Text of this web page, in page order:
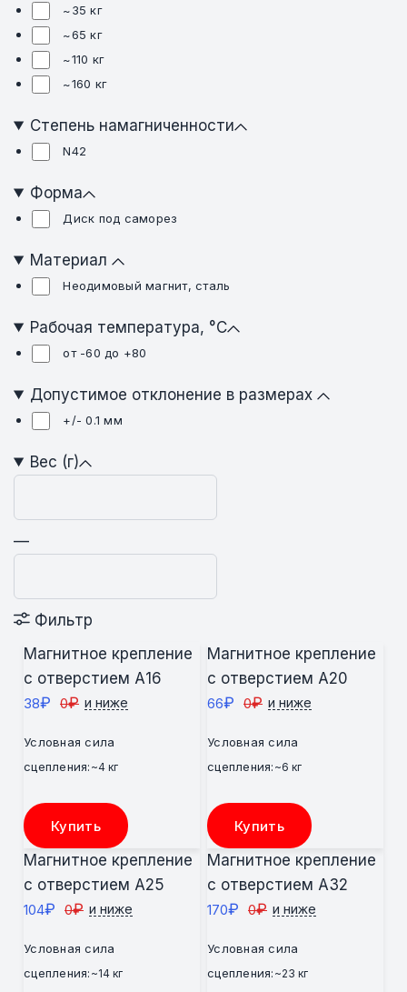
~35 кг
~65 кг
~110 кг
~160 кг
Степень намагниченности
N42
Форма
Диск под саморез
Материал
Неодимовый магнит, сталь
Рабочая температура, °C
от -60 до +80
Допустимое отклонение в размерах
+/- 0.1 мм
Вес (г)
—
Фильтр
Магнитное крепление
с отверстием А16
38₽ 0₽ и ниже
Условная сила
сцепления: ~4 кг
Купить
Магнитное крепление
с отверстием А20
66₽ 0₽ и ниже
Условная сила
сцепления: ~6 кг
Купить
Магнитное крепление
с отверстием А25
104₽ 0₽ и ниже
Условная сила
сцепления: ~14 кг
Магнитное крепление
с отверстием А32
170₽ 0₽ и ниже
Условная сила
сцепления: ~23 кг